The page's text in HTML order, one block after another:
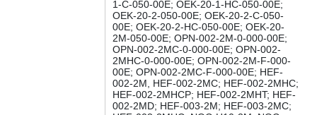
1-C-050-00E; OEK-20-1-HC-050-00E;
OEK-20-2-050-00E; OEK-20-2-C-050-
00E; OEK-20-2-HC-050-00E; OEK-20-
2M-050-00E; OPN-002-2M-0-000-00E;
OPN-002-2MC-0-000-00E; OPN-002-
2MHC-0-000-00E; OPN-002-2M-F-000-
00E; OPN-002-2MC-F-000-00E; HEF-
002-2M, HEF-002-2MC; HEF-002-2MHC;
HEF-002-2MHCP; HEF-002-2MHT; HEF-
002-2MD; HEF-003-2M; HEF-003-2MC;